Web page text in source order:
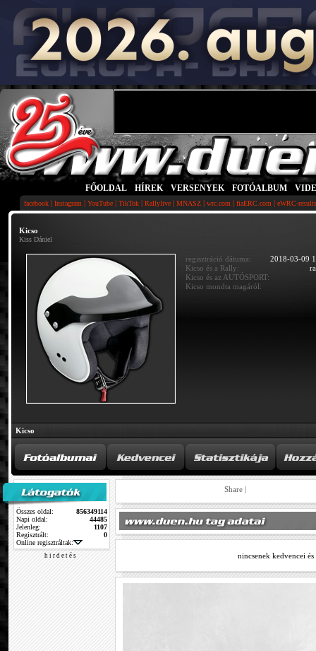
FŐOLDAL HÍREK VERSENYEK FOTÓALBUM
facebook | Instagram | YouTube | TikTok | Rallylive | MNASZ | wrc.com | fiaERC.com | eWRC-
Kicso
Kiss Dániel
regisztráció dátuma:
2018-03-09
Kicso és a Rally:
Kicso és az AUTÓSPORT:
Kicso mondta magáról:
Kicso
Összes oldal:
856349114
Napi oldal:
44485
Jelenleg:
1107
Regisztrált:
0
Online regisztráltak:
h i r d e t é s
Share |
nincsenek kedvencei